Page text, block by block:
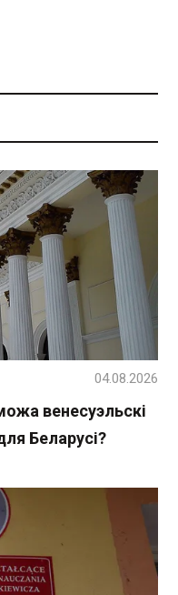
венесуэльскі
Беларусі?
04.08.2026